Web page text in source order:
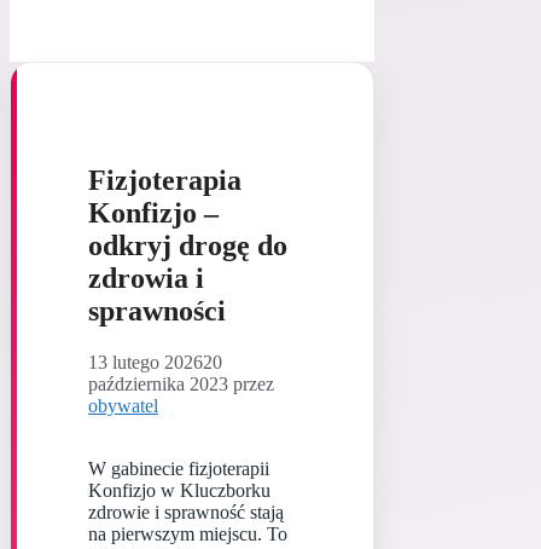
Fizjoterapia
Konfizjo –
odkryj drogę do
zdrowia i
sprawności
13 lutego 202620
października 2023 przez
obywatel
W gabinecie fizjoterapii
Konfizjo w Kluczborku
zdrowie i sprawność stają
na pierwszym miejscu. To